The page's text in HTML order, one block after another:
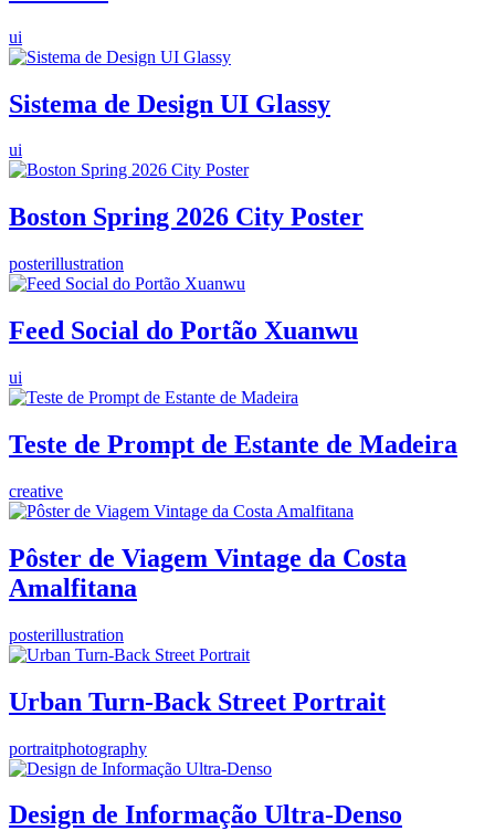
ui
Sistema de Design UI Glassy
ui
Boston Spring 2026 City Poster
posterillustration
Feed Social do Portão Xuanwu
ui
Teste de Prompt de Estante de Madeira
creative
Pôster de Viagem Vintage da Costa
Amalfitana
posterillustration
Urban Turn-Back Street Portrait
portraitphotography
Design de Informação Ultra-Denso